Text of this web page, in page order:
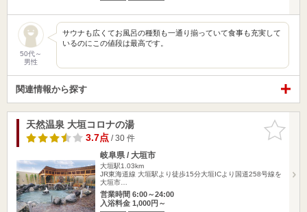
50代～
男性
サウナも広くてお風呂の種類も一通り揃っていて食事も充実して
いるのにこの値段は最高です。
関連情報から探す
お気に入
りに追加
天然温泉 大垣コロナの湯
3.7点/ 30 件
岐阜県 / 大垣市
大垣駅1.03km
JR東海道線 大垣駅より徒歩15分大垣ICより国道258号線を
大垣市…
営業時間 6:00～24:00
入浴料金 1,000円～